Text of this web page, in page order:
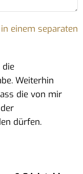
einem separaten
die
Weiterhin
die von mir
dürfen.